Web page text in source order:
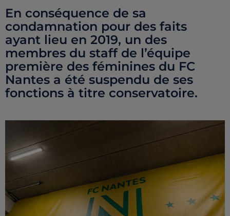
En conséquence de sa
condamnation pour des faits
ayant lieu en 2019, un des
membres du staff de l’équipe
première des féminines du FC
Nantes a été suspendu de ses
fonctions à titre conservatoire.